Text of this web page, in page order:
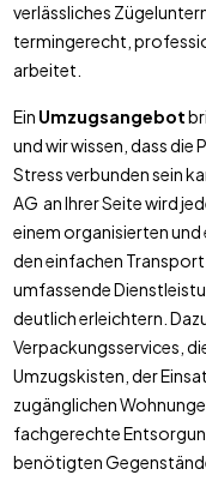
verlässliches
termingerecht,
arbeitet.
Ein Umzugsangebot
und wir wissen, dass die
Stress verbunden sein
AG an Ihrer Seite wird
einem organisierten
den einfachen
umfassende
deutlich erleichtern.
Verpackungsservices,
Umzugskisten, der
zugänglichen
fachgerechte
benötigten